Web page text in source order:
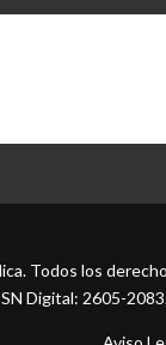
Todos los
Digital: 2605-